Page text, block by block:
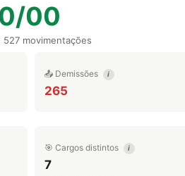
00
527 movimentações
📤 Demissões i
265
🎯 Cargos distintos i
7